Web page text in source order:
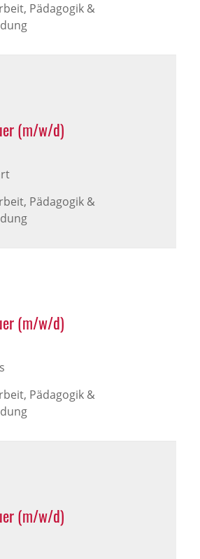
Pädagogik &
(m/w/d)
Pädagogik &
(m/w/d)
Pädagogik &
(m/w/d)